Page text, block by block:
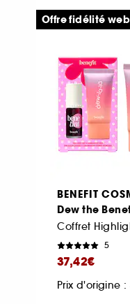
BENEFIT
Dew the
5
37,42€
Prix d'origine :
Offre fidélité web